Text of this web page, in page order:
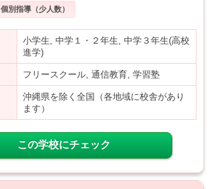
個別指導（少人数）
小学生, 中学１・２年生, 中学３年生(高校
進学)
フリースクール, 通信教育, 学習塾
沖縄県を除く全国（各地域に校舎があり
ます）
この学校にチェック